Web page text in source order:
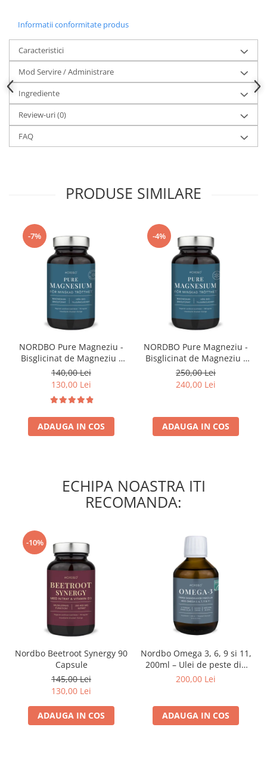
Informatii conformitate produs
Caracteristici
Mod Servire / Administrare
Ingrediente
Review-uri(0)
FAQ
PRODUSE SIMILARE
-7%
NORDBO Pure Magneziu -
Bisglicinat de Magneziu -
Vegan - 90 capsule
140,00 Lei
130,00 Lei
ADAUGA IN COS
-4%
NORDBO Pure Magneziu -
Bisglicinat de Magneziu -
Vegan - 180 capsule
250,00 Lei
240,00 Lei
ADAUGA IN COS
ECHIPA NOASTRA ITI
RECOMANDA:
-10%
Nordbo Beetroot Synergy 90
Capsule
145,00 Lei
130,00 Lei
ADAUGA IN COS
Nordbo Omega 3, 6, 9 si 11,
200ml – Ulei de peste din
pastrav danez (certificat
200,00 Lei
ADAUGA IN COS